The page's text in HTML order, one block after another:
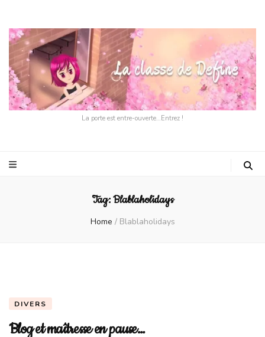
La porte est entre-ouverte…Entrez !
Tag:Blablaholidays
Home / Blablaholidays
DIVERS
Blog et maîtresse en pause…